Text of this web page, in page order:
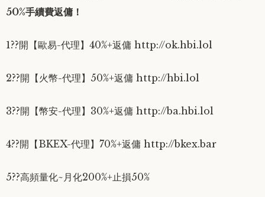
50%手續費返傭！
1??開【歐易-代理】40%+返傭 http://ok.hbi.lol
2??開【火幣-代理】50%+返傭 http://hbi.lol
3??開【幣安-代理】30%+返傭 http://ba.hbi.lol
4??開【BKEX-代理】70%+返傭 http://bkex.bar
5??高頻量化~月化200%+止損50%